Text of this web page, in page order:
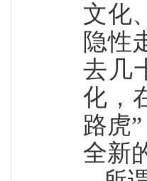
文化
隐性
去几
化，
路虎
全新